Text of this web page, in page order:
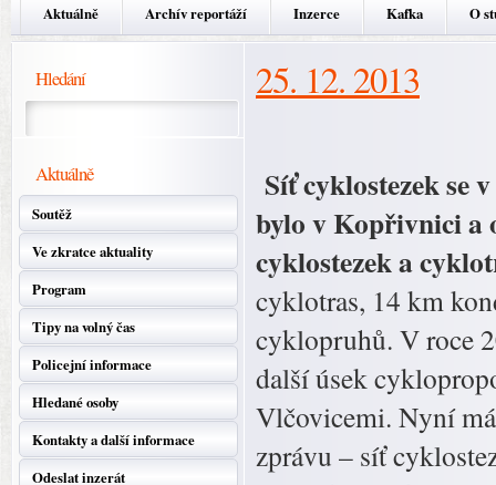
Aktuálně Archív reportáží Inzerce Kafka O
Hledání
Aktuálně
Soutěž
Ve zkratce aktuality
Program
Tipy na volný čas
Policejní informace
Hledané osoby
Kontakty a další informace
Odeslat inzerát
25. 12. 2013
Síť cyklostezek se
bylo v Kopřivnici a
cyklostezek a
cyklotras, 14 km
cyklopruhů. V roce
další úsek
Vlčovicemi. Nyní
zprávu – síť